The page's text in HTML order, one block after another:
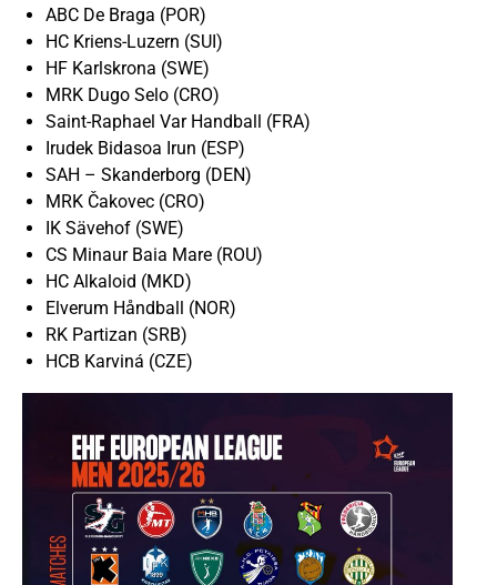
ABC De Braga (POR)
HC Kriens-Luzern (SUI)
HF Karlskrona (SWE)
MRK Dugo Selo (CRO)
Saint-Raphael Var Handball (FRA)
Irudek Bidasoa Irun (ESP)
SAH – Skanderborg (DEN)
MRK Čakovec (CRO)
IK Sävehof (SWE)
CS Minaur Baia Mare (ROU)
HC Alkaloid (MKD)
Elverum Håndball (NOR)
RK Partizan (SRB)
HCB Karviná (CZE)